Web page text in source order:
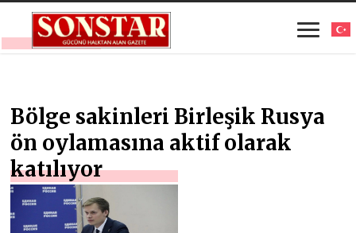
Bölge sakinleri Birleşik Rusya
ön oylamasına aktif olarak
katılıyor